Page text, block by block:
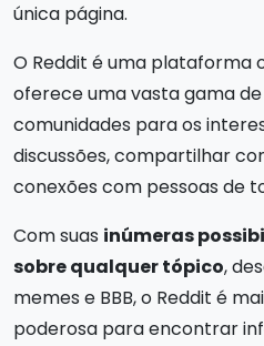
única página.
O Reddit é uma plataforma
oferece uma vasta gama
comunidades para os
discussões, compartilhar
conexões com pessoas de
Com suas inúmeras
sobre qualquer tópico,
memes e BBB, o Reddit é
poderosa para encontrar